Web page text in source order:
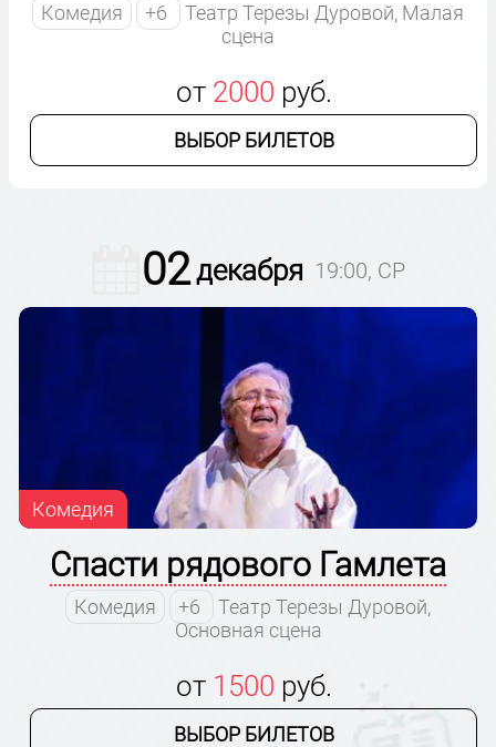
Комедия +6
Театр Терезы Дуровой, Малая
сцена
от 2000 руб.
ВЫБОР БИЛЕТОВ
02декабря 19:00, СР
Комедия
Спасти рядового Гамлета
Комедия +6
Театр Терезы Дуровой,
Основная сцена
от 1500 руб.
ВЫБОР БИЛЕТОВ